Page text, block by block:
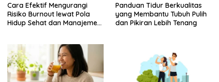
Cara Efektif Mengurangi
Risiko Burnout lewat Pola
Hidup Sehat dan Manajemen
Panduan Tidur Berkualitas
yang Membantu Tubuh Pulih
dan Pikiran Lebih Tenang